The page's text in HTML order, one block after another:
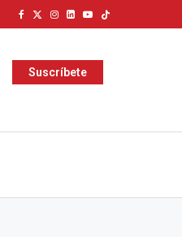
Suscríbete